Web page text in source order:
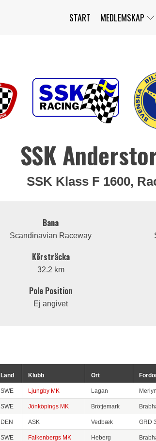
START MEDLEMSKAP
SSK
SSK Klass F 1600,
Bana
Scandinavian Raceway
Körsträcka
32.2 km
Pole Position
Ej angivet
Land Klubb Ort
SWE Ljungby MK Lagan
SWE Jönköpings MK Brötjemark
DEN ASK Vedbæk GRD
SWE Falkenbergs MK Heberg